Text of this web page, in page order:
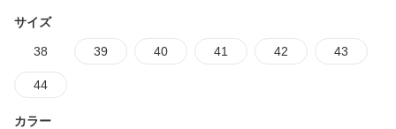
サイズ
38 39 40 41 42 43
44
カラー